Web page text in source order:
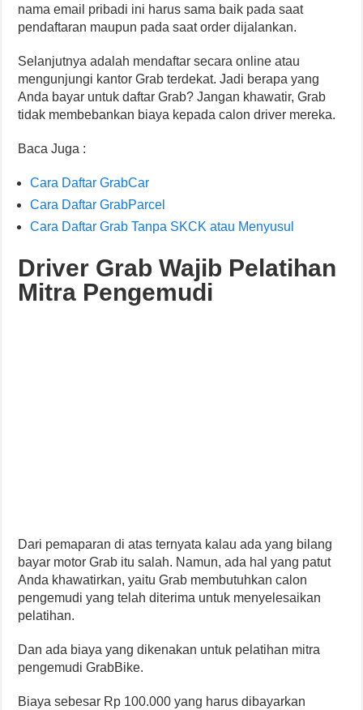
nama email pribadi ini harus sama baik pada saat
pendaftaran maupun pada saat order dijalankan.
Selanjutnya adalah mendaftar secara online atau
mengunjungi kantor Grab terdekat. Jadi berapa yang
Anda bayar untuk daftar Grab? Jangan khawatir, Grab
tidak membebankan biaya kepada calon driver mereka.
Baca Juga :
Cara Daftar GrabCar
Cara Daftar GrabParcel
Cara Daftar Grab Tanpa SKCK atau Menyusul
Driver Grab Wajib Pelatihan
Mitra Pengemudi
Dari pemaparan di atas ternyata kalau ada yang bilang
bayar motor Grab itu salah. Namun, ada hal yang patut
Anda khawatirkan, yaitu Grab membutuhkan calon
pengemudi yang telah diterima untuk menyelesaikan
pelatihan.
Dan ada biaya yang dikenakan untuk pelatihan mitra
pengemudi GrabBike.
Biaya sebesar Rp 100.000 yang harus dibayarkan